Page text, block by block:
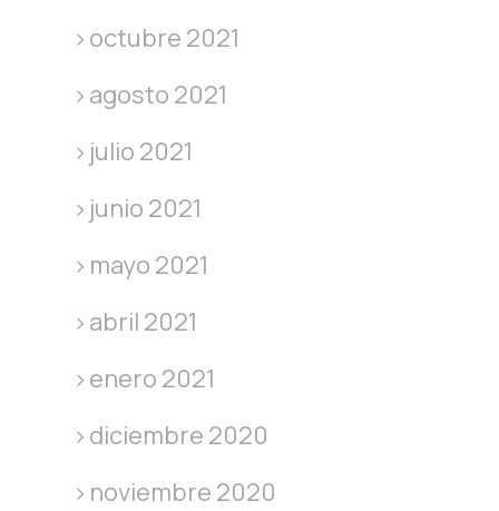
octubre 2021
agosto 2021
julio 2021
junio 2021
mayo 2021
abril 2021
enero 2021
diciembre 2020
noviembre 2020